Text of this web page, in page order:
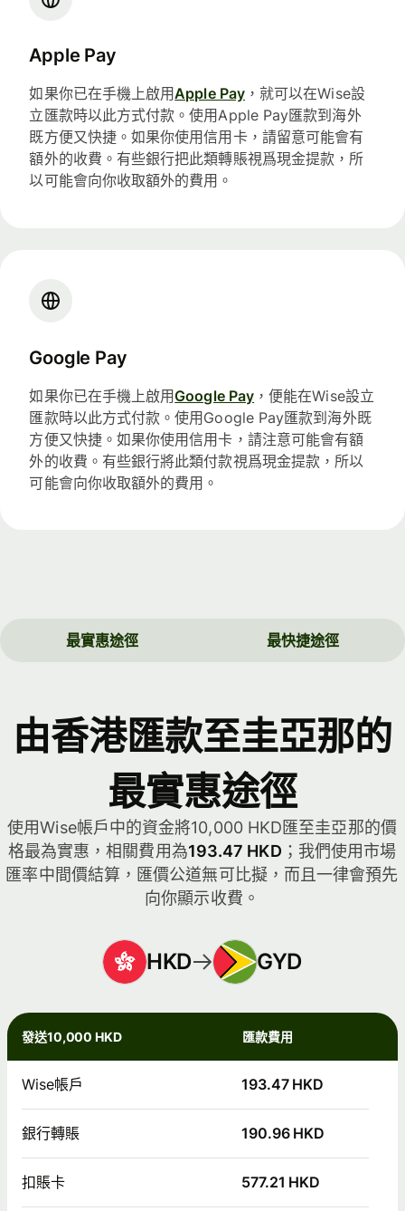
Apple Pay
如果你已在手機上啟用Apple Pay，就可以在Wise設
立匯款時以此方式付款。使用Apple Pay匯款到海外
既方便又快捷。如果你使用信用卡，請留意可能會有
額外的收費。有些銀行把此類轉賬視爲現金提款，所
以可能會向你收取額外的費用。
Google Pay
如果你已在手機上啟用Google Pay ，便能在Wise設立
匯款時以此方式付款。使用Google Pay匯款到海外既
方便又快捷。如果你使用信用卡，請注意可能會有額
外的收費。有些銀行將此類付款視爲現金提款，所以
可能會向你收取額外的費用。
最實惠途徑 最快捷途徑
由香港匯款至圭亞那的
最實惠途徑
使用Wise帳戶中的資金將10,000 HKD匯至圭亞那的價
格最為實惠，相關費用為193.47 HKD ；我們使用市場
匯率中間價結算，匯價公道無可比擬，而且一律會預先
向你顯示收費。
HKD GYD
發送10,000 HKD 匯款費用
Wise帳戶 193.47 HKD
銀行轉賬 190.96 HKD
扣賬卡 577.21 HKD